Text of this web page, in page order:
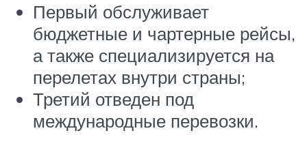
Первый обслуживает
бюджетные и чартерные рейсы,
а также специализируется на
перелетах внутри страны;
Третий отведен под
международные перевозки.